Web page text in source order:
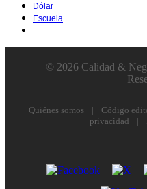
Dólar
Escuela
© 2026 Calidad &
Quiénes somos | Código
privacidad
|